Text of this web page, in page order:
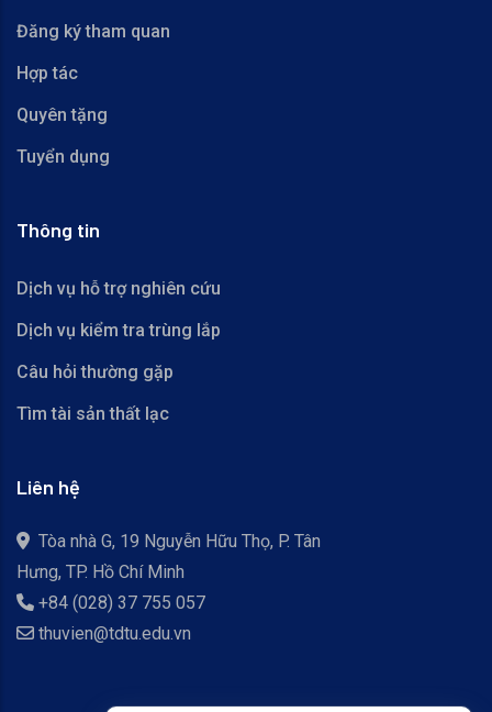
Đăng ký tham quan
Hợp tác
Quyên tặng
Tuyển dụng
Thông tin
Dịch vụ hỗ trợ nghiên cứu
Dịch vụ kiểm tra trùng lắp
Câu hỏi thường gặp
Tìm tài sản thất lạc
Liên hệ
Tòa nhà G, 19 Nguyễn Hữu Thọ, P. Tân
Hưng, TP. Hồ Chí Minh
+84 (028) 37 755 057
thuvien@tdtu.edu.vn